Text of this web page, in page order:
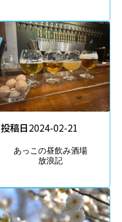
投稿日2024-02-21
あっこの昼飲み酒場
放浪記